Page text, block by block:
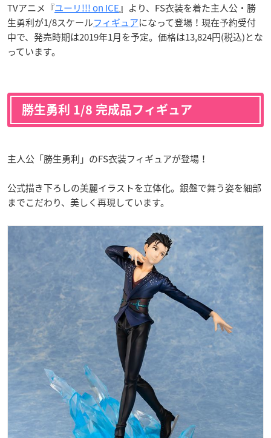
TVアニメ『ユーリ!!! on ICE』より、FS衣装を着た主人公・勝
生勇利が1/8スケールフィギュアになって登場！現在予約受付
中で、発売時期は2019年1月を予定。価格は13,824円(税込)とな
っています。
勝生勇利 1/8 完成品フィギュア
主人公「勝生勇利」のFS衣装フィギュアが登場！
公式描き下ろしの美麗イラストを立体化。銀盤で舞う姿を細部
までこだわり、美しく再現しています。